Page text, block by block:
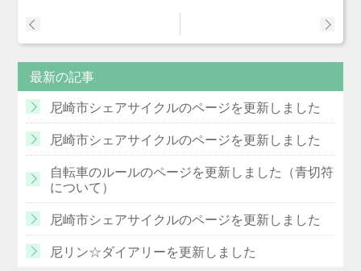
最新の記事
尼崎市シェアサイクルのページを更新しました
尼崎市シェアサイクルのページを更新しました
自転車のルールのページを更新しました（青切符
について）
尼崎市シェアサイクルのページを更新しました
尼リン☆ダイアリーを更新しました